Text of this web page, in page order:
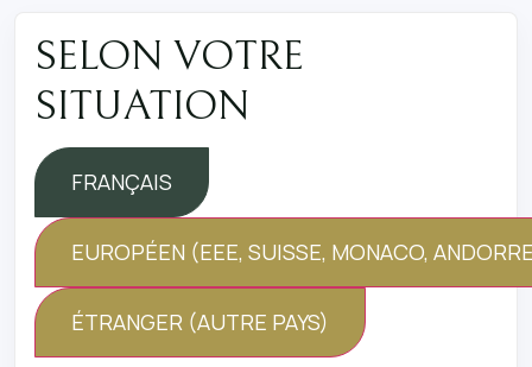
SELON VOTRE
SITUATION
FRANÇAIS
EUROPÉEN (EEE, SUISSE, MONACO,
ÉTRANGER (AUTRE PAYS)